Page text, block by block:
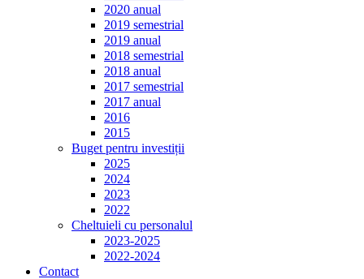
2020 anual
2019 semestrial
2019 anual
2018 semestrial
2018 anual
2017 semestrial
2017 anual
2016
2015
Buget pentru investiții
2025
2024
2023
2022
Cheltuieli cu personalul
2023-2025
2022-2024
Contact